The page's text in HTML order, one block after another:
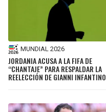
MUNDIAL 2026
JORDANIA ACUSA A LA FIFA DE
“CHANTAJE” PARA RESPALDAR LA
REELECCIÓN DE GIANNI INFANTINO